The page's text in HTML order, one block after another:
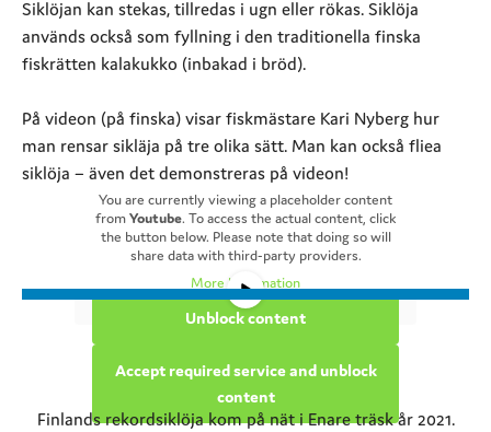
Siklöjan kan stekas, tillredas i ugn eller rökas. Siklöja
används också som fyllning i den traditionella finska
fiskrätten kalakukko (inbakad i bröd).
På videon (på finska) visar fiskmästare Kari Nyberg hur
man rensar sikläja på tre olika sätt. Man kan också fliea
siklöja – även det demonstreras på videon!
You are currently viewing a placeholder content
fromYoutube. To access the actual content, click
the button below. Please note that doing so will
share data with third-party providers.
More Information
Unblock content
Accept required service and unblock
content
Finlands rekordsiklöja kom på nät i Enare träsk år 2021.